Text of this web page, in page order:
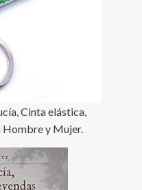
Cinta elástica,
Hombre y Mujer.